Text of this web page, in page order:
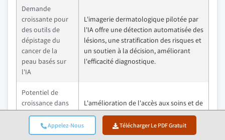
Appelez-Nous Télécharger Le PDF Gratuit
Demande
croissante pour
des outils de
dépistage du
cancer de la
peau basés sur
l'IA
L'imagerie dermatologique pilotée par
l'IA offre une détection automatisée des
lésions, une stratification des risques et
un soutien à la décision, améliorant
l'efficacité diagnostique.
Potentiel de
croissance dans
les marchés
émergents avec
une amélioration
L'amélioration de l'accès aux soins et de
la disponibilité des dermatologues
dans les économies émergentes ouvre
de nouvelles demandes pour des